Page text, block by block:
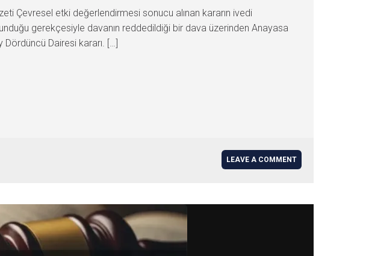
Çevresel etki değerlendirmesi sonucu alınan kararın ivedi
gerekçesiyle davanın reddedildiği bir dava üzerinden Anayasa
Dördüncü Dairesi kararı. […]
LEAVE A COMMENT